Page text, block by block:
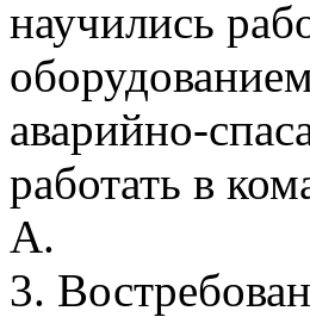
научились
аварийно-
работать в
А.
3.